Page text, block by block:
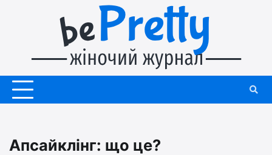
Апсайклінг: що це?